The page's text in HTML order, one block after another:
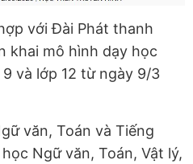
với Đài Phát thanh
khai mô hình dạy học
và lớp 12 từ ngày 9/3
văn, Toán và Tiếng
Ngữ văn, Toán, Vật lý,